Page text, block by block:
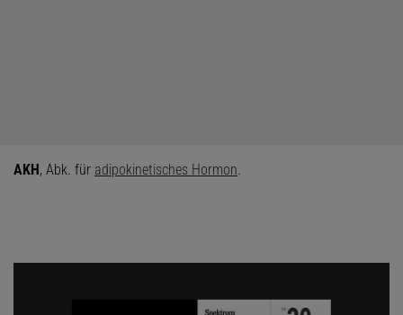
AKH, Abk. für adipokinetisches Hormon.